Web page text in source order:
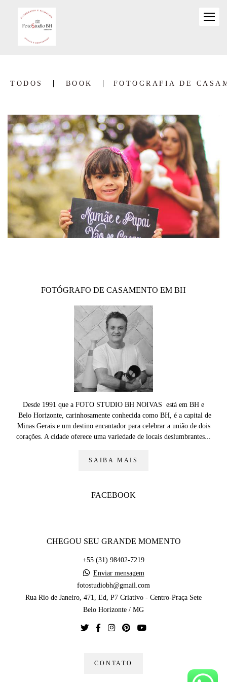
TODOS BOOK FOTOGRAFIA DE
1340 0
FOTÓGRAFO DE CASAMENTO EM BH
Desde 1991 que a FOTO STUDIO BH NOIVAS está em BH e
Belo Horizonte, carinhosamente conhecida como BH, é a capital de
Minas Gerais e um destino encantador para celebrar a união de dois
corações. A cidade oferece uma variedade de locais deslumbrantes...
SAIBA MAIS
FACEBOOK
CHEGOU SEU GRANDE MOMENTO
+55 (31) 98402-7219
Enviar mensagem
fotostudiobh@gmail.com
Rua Rio de Janeiro, 471, Ed, P7 Criativo - Centro-Praça Sete
Belo Horizonte / MG
CONTATO